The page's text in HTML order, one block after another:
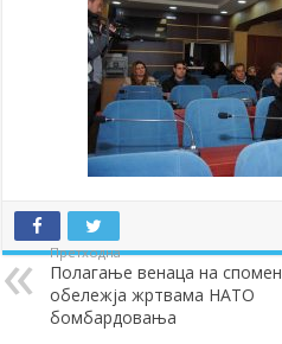
Претходна
Полагање венаца на спомен
обележја жртвама НАТО
бомбардовања